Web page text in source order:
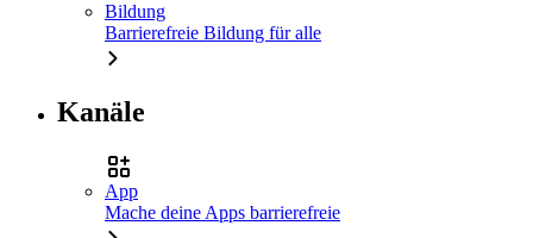
Bildung
Barrierefreie Bildung für alle
Kanäle
App
Mache deine Apps barrierefreie